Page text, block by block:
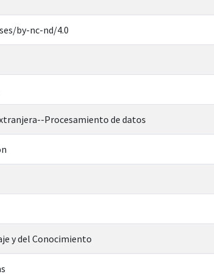
by-nc-nd/4.0
Procesamiento de datos
y del Conocimiento